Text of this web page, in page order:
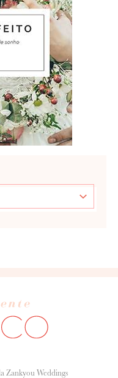
Zankyou Weddings